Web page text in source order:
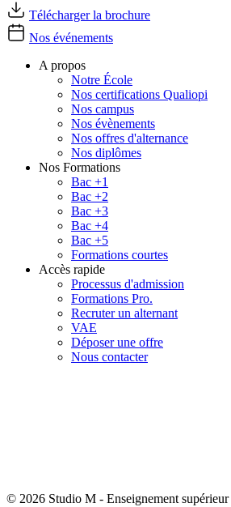
Télécharger la brochure
Nos événements
A propos
Notre École
Nos certifications Qualiopi
Nos campus
Nos évènements
Nos offres d'alternance
Nos diplômes
Nos Formations
Bac +1
Bac +2
Bac +3
Bac +4
Bac +5
Formations courtes
Accès rapide
Processus d'admission
Formations Pro.
Recruter un alternant
VAE
Déposer une offre
Nous contacter
© 2026 Studio M - Enseignement